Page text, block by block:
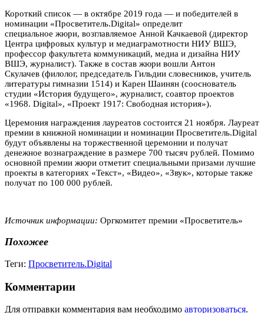
Короткий список — в октябре 2019 года — и победителей в
номинации «Просветитель.Digital» определит
специальное жюри, возглавляемое Анной Качкаевой (директор
Центра цифровых культур и медиаграмотности НИУ ВШЭ,
профессор факультета коммуникаций, медиа и дизайна НИУ
ВШЭ, журналист). Также в состав жюри вошли Антон
Скулачев (филолог, председатель Гильдии словесников, учитель
литературы гимназии 1514) и Карен Шаинян (сооснователь
студии «История будущего», журналист, соавтор проектов
«1968. Digital», «Проект 1917: Свободная история»).
Церемония награждения лауреатов состоится 21 ноября. Лауреат
премии в книжной номинации и номинации Просветитель.Digital
будут объявлены на торжественной церемонии и получат
денежное вознаграждение в размере 700 тысяч рублей. Помимо
основной премии жюри отметит специальными призами лучшие
проекты в категориях «Текст», «Видео», «Звук», которые также
получат по 100 000 рублей.
Источник информации: Оргкомитет премии «Просветитель»
Похожее
Теги: Просветитель.Digital
Комментарии
Для отправки комментария вам необходимо авторизоваться.